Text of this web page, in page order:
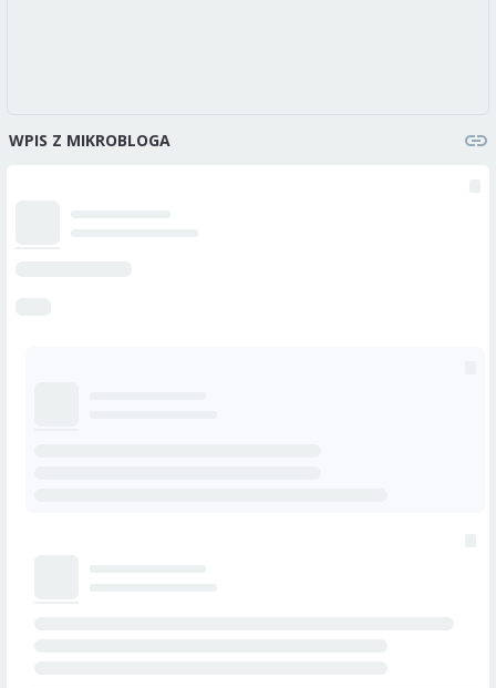
WPIS Z MIKROBLOGA